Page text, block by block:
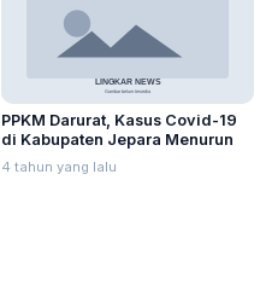
PPKM Darurat, Kasus Covid-19
di Kabupaten Jepara Menurun
4 tahun yang lalu